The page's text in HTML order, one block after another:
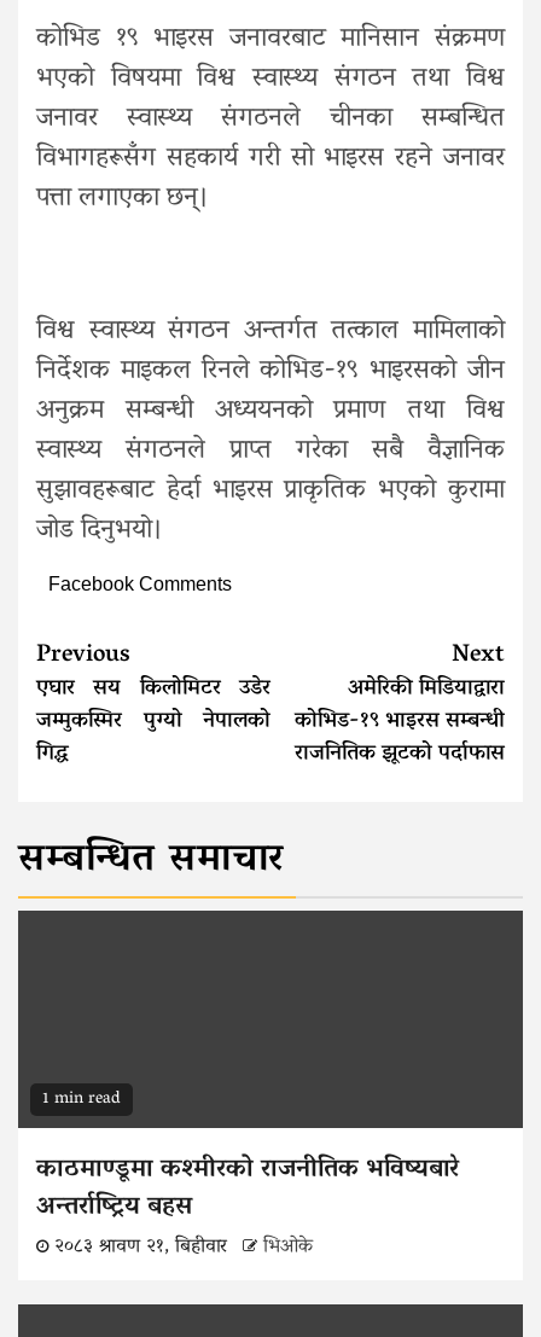
कोभिड १९ भाइरस जनावरबाट मानिसान संक्रमण
भएको विषयमा विश्व स्वास्थ्य संगठन तथा विश्व
जनावर स्वास्थ्य संगठनले चीनका सम्बन्धित
विभागहरूसँग सहकार्य गरी सो भाइरस रहने जनावर
पत्ता लगाएका छन्।
विश्व स्वास्थ्य संगठन अन्तर्गत तत्काल मामिलाको
निर्देशक माइकल रिनले कोभिड-१९ भाइरसको जीन
अनुक्रम सम्बन्धी अध्ययनको प्रमाण तथा विश्व
स्वास्थ्य संगठनले प्राप्त गरेका सबै वैज्ञानिक
सुझावहरूबाट हेर्दा भाइरस प्राकृतिक भएको कुरामा
जोड दिनुभयो।
Facebook Comments
Continue
Reading
Previous
एघार सय किलोमिटर उडेर
जम्मुकस्मिर पुग्यो नेपालको
गिद्ध
Next
अमेरिकी मिडियाद्वारा
कोभिड-१९ भाइरस सम्बन्धी
राजनितिक झूटको पर्दाफास
सम्बन्धित समाचार
1 min read
काठमाण्डूमा कश्मीरको राजनीतिक भविष्यबारे
अन्तर्राष्ट्रिय बहस
२०८३ श्रावण २१, बिहीवार भिओके